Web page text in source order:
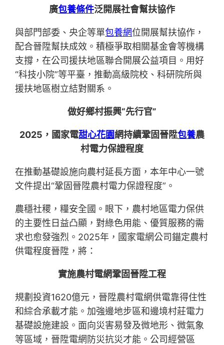
廣包養條件泛開展社會幫扶協作
與部門部委、央企等單包養網位開展幫扶協作，
配合晉陞幫扶成效。積極爭取相關基金會等機構
支撐，在公司援扶地區聯合開展公益項目。用好
“科技小院”等平臺，推動高級院校、科研院所與
援扶地區樹立結對關系。
做好鄉村振興“先行官”
2025，國家電甜心花園網持續鞏固晉陞包養農
村電力保證程度
在推動基礎設施向農村延長方面，本年中心一號
文件提出“鞏固晉陞農村電力保證程度”。
農穩社稷，糧安全國。眼下，農村地區電力保供
的主要性日益凸顯，對綠色用能、優質服務的需
求也愈發強烈。2025年，國家電網公司錨定農村
供電程度晉陞，將：
實施農村電網鞏固晉陞工程
規劃投資1620億元，晉陞農村電網供電靠得住性
和綜合承載才能。加強邊地步區和邊境村莊電力
基礎設施建設。面向災害易發及微地形、微氣象
等區域，晉陞電網防災抗災才能。公司經營區